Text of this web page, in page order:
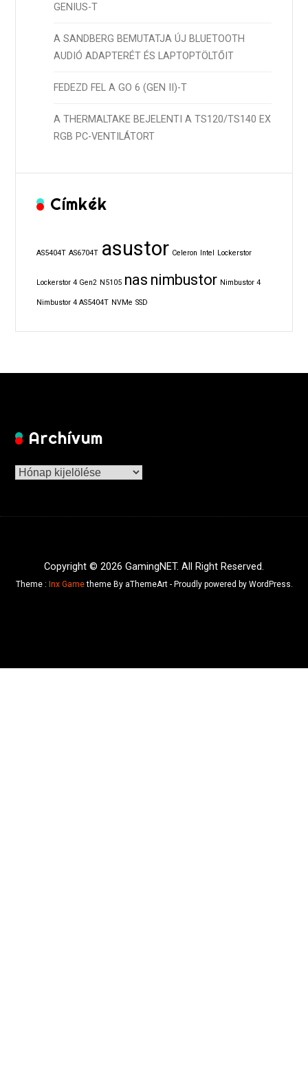
GENIUS-T
A SANDBERG BEMUTATJA ÚJ BLUETOOTH
AUDIÓ ADAPTERÉT ÉS LAPTOPTÖLTŐIT
FEDEZD FEL A GO 6 (GEN II)-T
A THERMALTAKE BEJELENTI A TS120/TS140 EX
RGB PC-VENTILÁTORT
Címkék
AS5404T AS6704T asustor Celeron Intel Lockerstor
Lockerstor 4 Gen2 N5105 nas nimbustor Nimbustor 4
Nimbustor 4 AS5404T NVMe SSD
Archívum
Archívum
Copyright © 2026 GamingNET. All Right Reserved.
Theme : Inx Gametheme By aThemeArt - Proudly powered by WordPress.